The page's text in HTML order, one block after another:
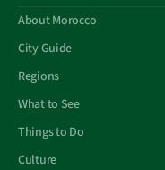
About Morocco
City Guide
Regions
What to See
Things to Do
Culture